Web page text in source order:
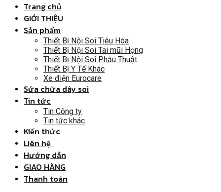
Trang chủ
GIỚI THIỆU
Sản phẩm
Thiết Bị Nội Soi Tiêu Hóa
Thiết Bị Nội Soi Tai mũi Họng
Thiết Bị Nội Soi Phẫu Thuật
Thiết Bị Y Tế Khác
Xe điện Eurocare
Sửa chữa dây soi
Tin tức
Tin Công ty
Tin tức khác
Kiến thức
Liên hệ
Hướng dẫn
GIAO HÀNG
Thanh toán